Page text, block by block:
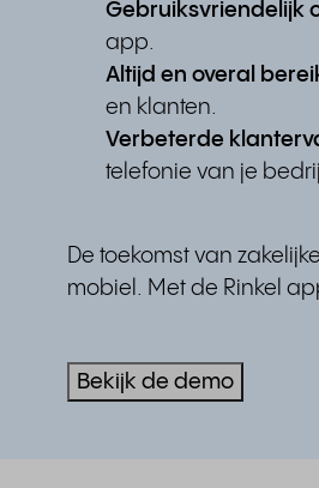
Gebruiksvriendelijk
app.
Altijd en overal
en klanten.
Verbeterde
telefonie van je
De toekomst van
mobiel. Met de Rinkel
Bekijk de demo